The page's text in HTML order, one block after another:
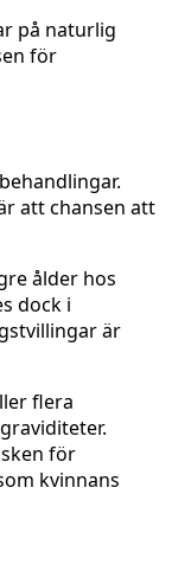
på naturlig
för
att chansen att
ålder hos
dock i
är
flera
för
kvinnans